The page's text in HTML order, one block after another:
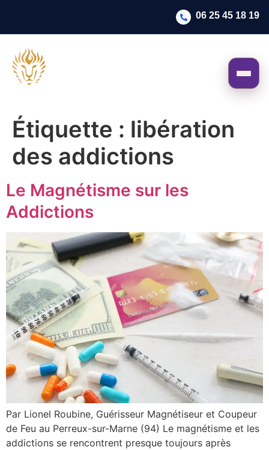
06 25 45 18 19
Étiquette : libération
des addictions
Le Magnétisme sur les
Addictions
Par Lionel Roubine, Guérisseur Magnétiseur et Coupeur
de Feu au Perreux-sur-Marne (94) Le magnétisme et les
addictions se rencontrent presque toujours après